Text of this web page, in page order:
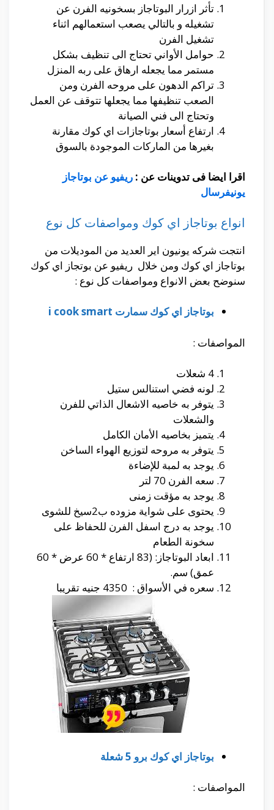
تأثر ازرار البوتاجاز بسخونيه الفرن عن
تشغيله و بالتالي يصعب استعمالهم اثناء
تشغيل الفرن
حوامل الأواني تحتاج الى تنظيف بشكل
مستمر مما يجعله ارهاق على ربه المنزل
تراكم الدهون على مروحه الفرن ومن
الصعب تنظيفها مما يجعلها تتوقف عن العمل
وتحتاج الى فني الصيانة
ارتفاع أسعار بوتاجازات اي كوك مقارنة
بغيرها من الماركات الموجودة بالسوق
اقرا ايضا فى تدوينات عن : ريفيو عن بوتاجاز
يونيفرسال
انواع بوتاجاز اي كوك ومواصفات كل نوع
انتجت شركه يونيون اير العديد من الموديلات من
بوتاجاز اي كوك ومن خلال ريفيو عن بوتجاز اي كوك
سنوضح بعض الانواع ومواصفات كل نوع :
بوتاجاز اي كوك سمارت i cook smart
المواصفات :
4 شعلات
لونه فضي استنالس ستيل
يتوفر به خاصيه الاشعال الذاتي للفرن
والشعلات
يتميز بخاصيه الأمان الكامل
يتوفر به مروحه لتوزيع الهواء الساخن
يوجد به لمبة للإضاءة
سعه الفرن 70 لتر
يوجد به مؤقت زمنى
يحتوى على شواية مزوده ب2سيخ للشوى
يوجد به درج اسفل الفرن للحفاظ على
سخونة الطعام
ابعاد البوتاجاز: (83 ارتفاع * 60 عرض * 60
عمق) سم.
سعره في الأسواق : 4350 جنيه تقريبا
بوتاجاز اي كوك برو 5 شعلة
المواصفات :